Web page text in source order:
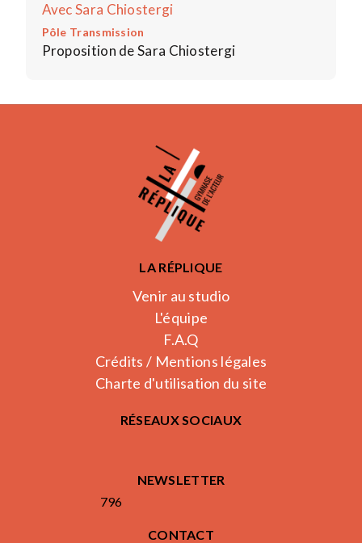
Avec Sara Chiostergi
Pôle Transmission
Proposition de Sara Chiostergi
LA RÉPLIQUE
Venir au studio
L'équipe
F.A.Q
Crédits / Mentions légales
Charte d'utilisation du site
RÉSEAUX SOCIAUX
NEWSLETTER
796
CONTACT